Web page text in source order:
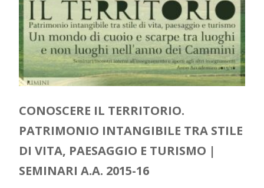
CONOSCERE IL TERRITORIO.
PATRIMONIO INTANGIBILE TRA STILE
DI VITA, PAESAGGIO E TURISMO |
SEMINARI A.A. 2015-16